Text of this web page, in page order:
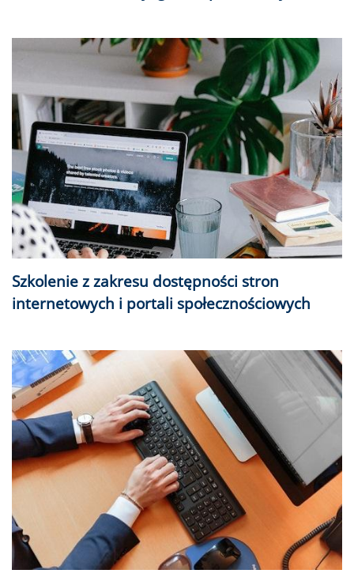
Szkolenie z zakresu dostępności stron
internetowych i portali społecznościowych